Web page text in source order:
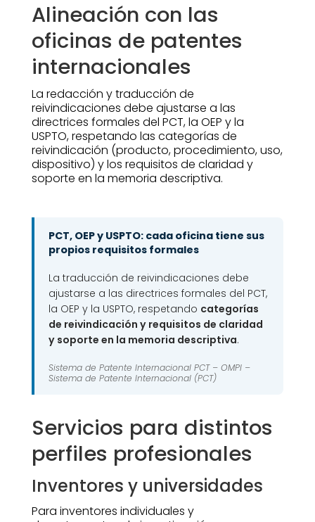
Alineación con las
oficinas de patentes
internacionales
La redacción y traducción de
reivindicaciones debe ajustarse a las
directrices formales del PCT, la OEP y la
USPTO, respetando las categorías de
reivindicación (producto, procedimiento, uso,
dispositivo) y los requisitos de claridad y
soporte en la memoria descriptiva.
PCT, OEP y USPTO: cada oficina tiene sus
propios requisitos formales
La traducción de reivindicaciones debe
ajustarse a las directrices formales del PCT,
la OEP y la USPTO, respetando categorías
de reivindicación y requisitos de claridad
y soporte en la memoria descriptiva.
Sistema de Patente Internacional PCT – OMPI –
Sistema de Patente Internacional (PCT)
Servicios para distintos
perfiles profesionales
Inventores y universidades
Para inventores individuales y